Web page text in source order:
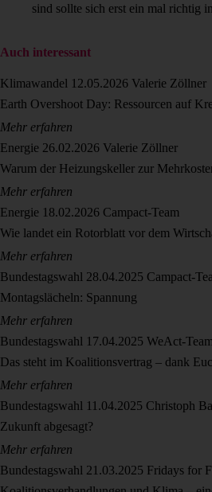
sind sollte sich erst ein mal richtig
Auch interessant
Klimawandel 12.05.2026 Valerie Zöllner
Earth Overshoot Day: Ressourcen auf
Mehr erfahren
Energie 26.02.2026 Valerie Zöllner
Warum der Heizungskeller zur
Mehr erfahren
Energie 18.02.2026 Campact-Team
Wie landet ein Rotorblatt vor dem
Mehr erfahren
Bundestagswahl 28.04.2025 Campact-
Montagslächeln: Spannung
Mehr erfahren
Bundestagswahl 17.04.2025 WeAct-Team
Das steht im Koalitionsvertrag – dank
Mehr erfahren
Bundestagswahl 11.04.2025 Christoph
Zukunft abgesagt?
Mehr erfahren
Bundestagswahl 21.03.2025 Fridays for